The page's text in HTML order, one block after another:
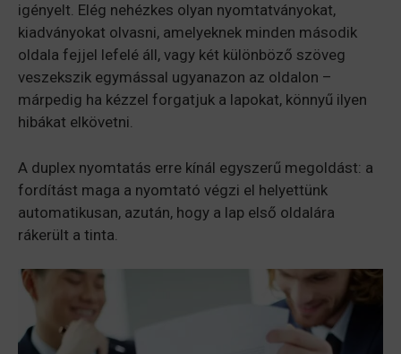
igényelt. Elég nehézkes olyan nyomtatványokat,
kiadványokat olvasni, amelyeknek minden második
oldala fejjel lefelé áll, vagy két különböző szöveg
veszekszik egymással ugyanazon az oldalon –
márpedig ha kézzel forgatjuk a lapokat, könnyű ilyen
hibákat elkövetni.
A duplex nyomtatás erre kínál egyszerű megoldást: a
fordítást maga a nyomtató végzi el helyettünk
automatikusan, azután, hogy a lap első oldalára
rákerült a tinta.